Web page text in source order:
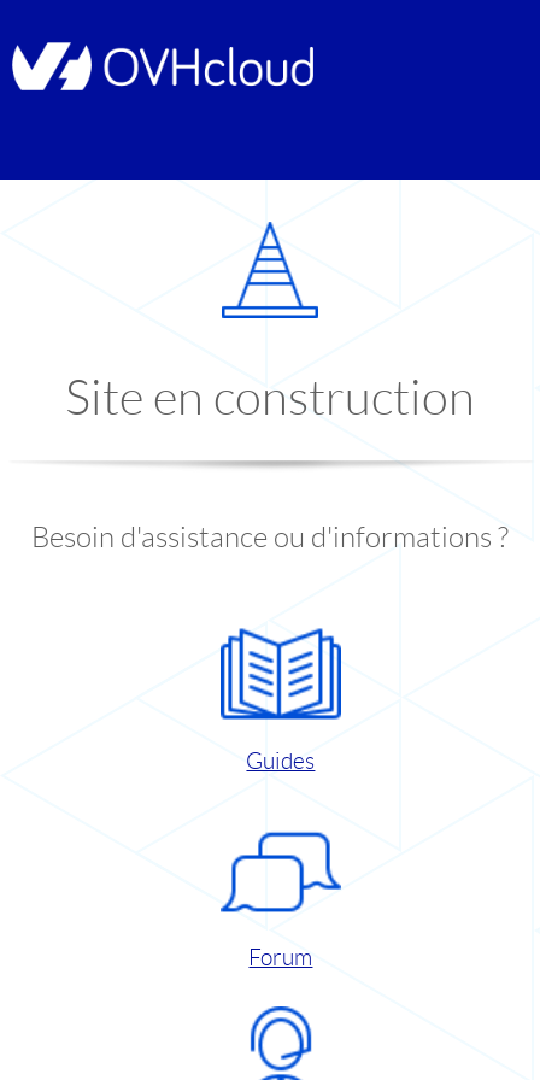
Site en construction
Besoin d'assistance ou d'informations ?
Guides
Forum